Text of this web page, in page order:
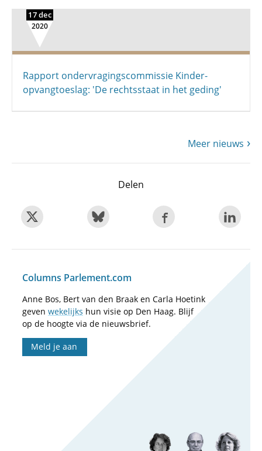
17 dec
2020
Rapport ondervragings­commissie Kinder­
opvang­toeslag: 'De rechtsstaat in het geding'
Meer nieuws
Delen
Columns Parlement.com
Anne Bos, Bert van den Braak en Carla Hoetink
geven wekelijks hun visie op Den Haag. Blijf
op de hoogte via de nieuwsbrief.
Meld je aan